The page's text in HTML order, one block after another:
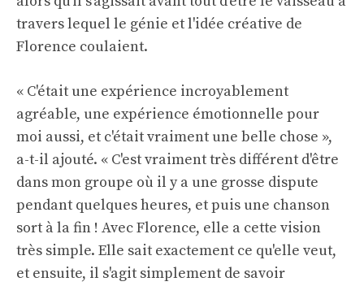
travers lequel le génie et l'idée créative de
Florence coulaient.
« C'était une expérience incroyablement
agréable, une expérience émotionnelle pour
moi aussi, et c'était vraiment une belle chose »,
a-t-il ajouté. « C'est vraiment très différent d'être
dans mon groupe où il y a une grosse dispute
pendant quelques heures, et puis une chanson
sort à la fin ! Avec Florence, elle a cette vision
très simple. Elle sait exactement ce qu'elle veut,
et ensuite, il s'agit simplement de savoir